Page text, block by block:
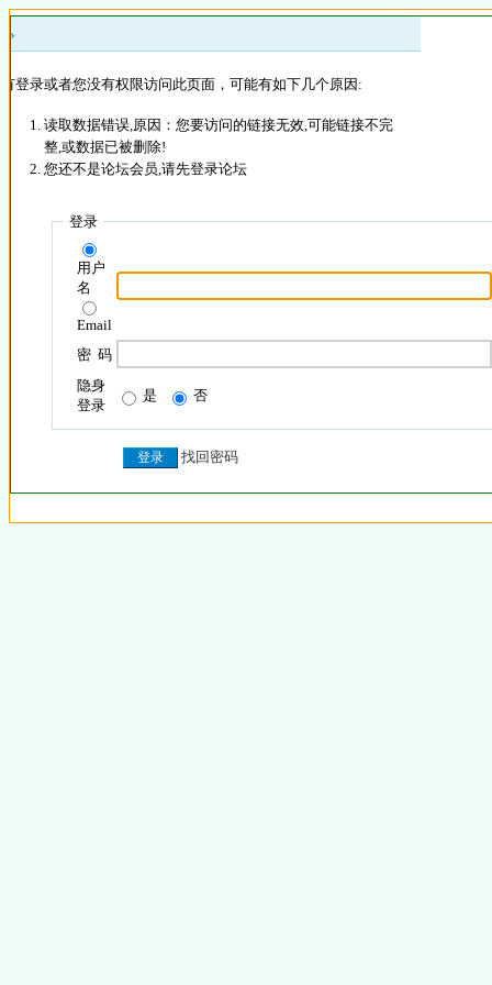
»
登录或者您没有权限访问此页面，可能有如下几个原因:
读取数据错误,原因：您要访问的链接无效,可能链接不完
整,或数据已被删除!
您还不是论坛会员,请先登录论坛
登录
用户
名
Email
密 码
隐身
登录
是 否
找回密码